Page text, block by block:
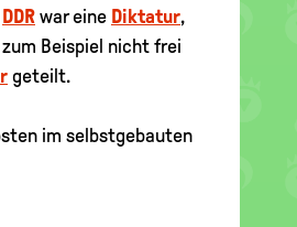
DDR war eine Diktatur,
Beispiel nicht frei
geteilt.
im selbstgebauten